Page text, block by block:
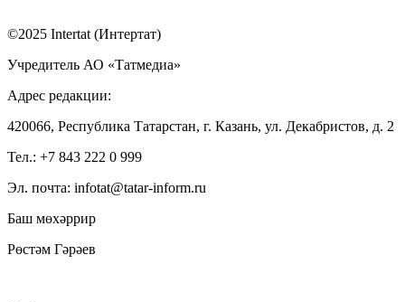
©2025 Intertat (Интертат)
Учредитель АО «Татмедиа»
Адрес редакции:
420066, Республика Татарстан, г. Казань, ул. Декабристов, д. 2
Тел.: +7 843 222 0 999
Эл. почта: infotat@tatar-inform.ru
Баш мөхәррир
Рөстәм Гәрәев